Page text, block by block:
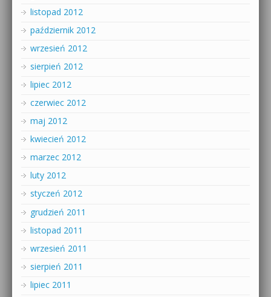
listopad 2012
październik 2012
wrzesień 2012
sierpień 2012
lipiec 2012
czerwiec 2012
maj 2012
kwiecień 2012
marzec 2012
luty 2012
styczeń 2012
grudzień 2011
listopad 2011
wrzesień 2011
sierpień 2011
lipiec 2011